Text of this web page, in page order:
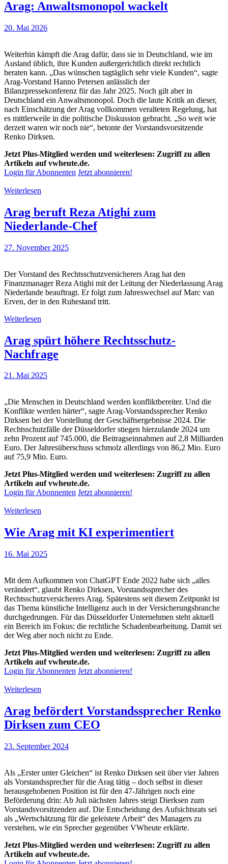
Arag: Anwaltsmonopol wackelt
20. Mai 2026
Weiterhin kämpft die Arag dafür, dass sie in Deutschland, wie im
Ausland üblich, ihre Kunden außergerichtlich direkt rechtlich
beraten kann. „Das wünschen tagtäglich sehr viele Kunden“, sagte
Arag-Vorstand Hanno Petersen anlässlich der
Bilanzpressekonferenz für das Jahr 2025. Noch gilt aber in
Deutschland ein Anwaltsmonopol. Doch die laute Kritik an dieser,
nach Einschätzung der Arag vollkommen veralteten Regelung, hat
es mittlerweile in die politische Diskussion gebracht. „So weit wie
derzeit waren wir noch nie“, betonte der Vorstandsvorsitzende
Renko Dirksen.
Jetzt Plus-Mitglied werden und weiterlesen: Zugriff zu allen
Artikeln auf vwheute.de.
Login für Abonnenten Jetzt abonnieren!
Weiterlesen
Arag beruft Reza Atighi zum
Niederlande-Chef
27. November 2025
Der Vorstand des Rechtsschutzversicherers Arag hat den
Finanzmanager Reza Atighi mit der Leitung der Niederlassung Arag
Niederlande beauftragt. Er folgt zum Jahreswechsel auf Marc van
Erven, der in den Ruhestand tritt.
Weiterlesen
Arag spürt höhere Rechtsschutz-
Nachfrage
21. Mai 2025
„Die Menschen in Deutschland werden konfliktbereiter. Und die
Konflikte werden härter“, sagte Arag-Vorstandssprecher Renko
Dirksen bei der Vorstellung der Geschäftsergebnisse 2024. Die
Rechtsschutzfälle der Düsseldorfer stiegen hierzulande 2024 um
zehn Prozent auf 745.000, die Beitragseinnahmen auf 2,8 Milliarden
Euro. Der Jahresüberschuss schmolz allerdings von 86,2 Mio. Euro
auf 75,9 Mio. Euro.
Jetzt Plus-Mitglied werden und weiterlesen: Zugriff zu allen
Artikeln auf vwheute.de.
Login für Abonnenten Jetzt abonnieren!
Weiterlesen
Wie Arag mit KI experimentiert
16. Mai 2025
Mit dem Aufkommen von ChatGPT Ende 2022 habe sich „alles
verändert“, glaubt Renko Dirksen, Vorstandssprecher des
Rechtsschutzversicherers Arag. Spätestens seit diesem Zeitpunkt ist
das Thema künstliche Intelligenz auch in der Versicherungsbranche
durchgedrungen. Für das Düsseldorfer Unternehmen steht aktuell
ein Bereich im Fokus: die rechtliche Schadenbearbeitung. Damit sei
der Weg aber noch nicht zu Ende.
Jetzt Plus-Mitglied werden und weiterlesen: Zugriff zu allen
Artikeln auf vwheute.de.
Login für Abonnenten Jetzt abonnieren!
Weiterlesen
Arag befördert Vorstandssprecher Renko
Dirksen zum CEO
23. September 2024
Als „Erster unter Gleichen“ ist Renko Dirksen seit über vier Jahren
als Vorstandssprecher für die Arag tätig – doch selbst in dieser
herausgehobenen Position ist für den 47-Jährigen noch eine
Beförderung drin: Ab Juli nächsten Jahres steigt Dierksen zum
Vorstandsvorsitzenden auf. Die Entscheidung des Aufsichtsrats sei
als „Wertschätzung für die geleistete Arbeit“ des Managers zu
verstehen, wie ein Sprecher gegenüber VWheute erklärte.
Jetzt Plus-Mitglied werden und weiterlesen: Zugriff zu allen
Artikeln auf vwheute.de.